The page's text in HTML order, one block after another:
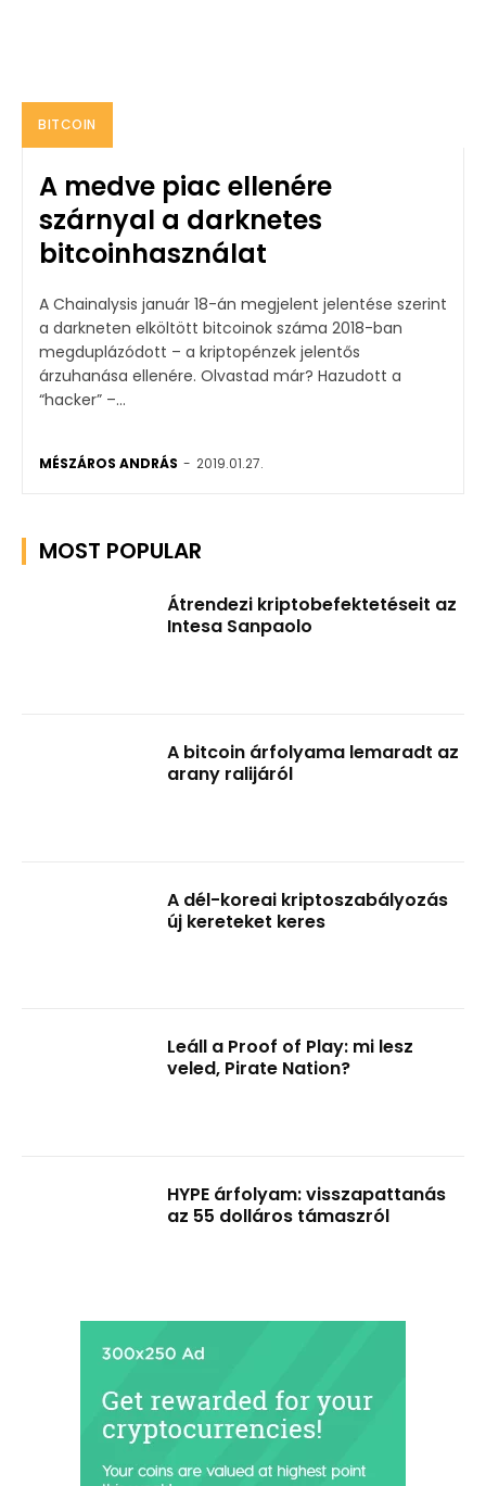
BITCOIN
A medve piac ellenére
szárnyal a darknetes
bitcoinhasználat
A Chainalysis január 18-án megjelent jelentése szerint
a darkneten elköltött bitcoinok száma 2018-ban
megduplázódott – a kriptopénzek jelentős
árzuhanása ellenére. Olvastad már? Hazudott a
“hacker” –...
MÉSZÁROS ANDRÁS - 2019.01.27.
MOST POPULAR
Átrendezi kriptobefektetéseit az
Intesa Sanpaolo
A bitcoin árfolyama lemaradt az
arany ralijáról
A dél-koreai kriptoszabályozás
új kereteket keres
Leáll a Proof of Play: mi lesz
veled, Pirate Nation?
HYPE árfolyam: visszapattanás
az 55 dolláros támaszról